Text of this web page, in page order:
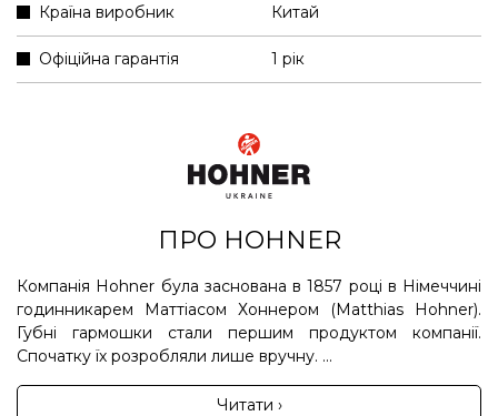
Країна виробник Китай
Офіційна гарантія 1 рік
ПРО HOHNER
Компанія Hohner була заснована в 1857 році в Німеччині
годинникарем Маттіасом Хоннером (Matthias Hohner).
Губні гармошки стали першим продуктом компанії.
Спочатку їх розробляли лише вручну. ...
Читати ›